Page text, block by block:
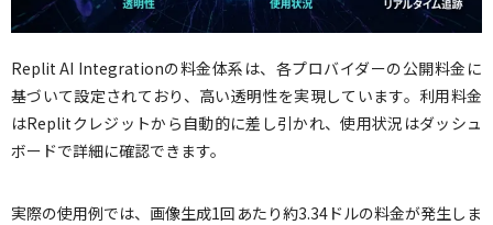
Replit AI Integrationの料金体系は、各プロバイダーの公開料金に
基づいて設定されており、高い透明性を実現しています。利用料金
はReplitクレジットから自動的に差し引かれ、使用状況はダッシュ
ボードで詳細に確認できます。
実際の使用例では、画像生成1回あたり約3.34ドルの料金が発生しま